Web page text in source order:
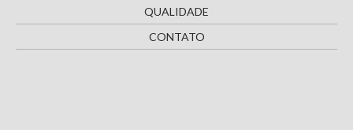
QUALIDADE
CONTATO